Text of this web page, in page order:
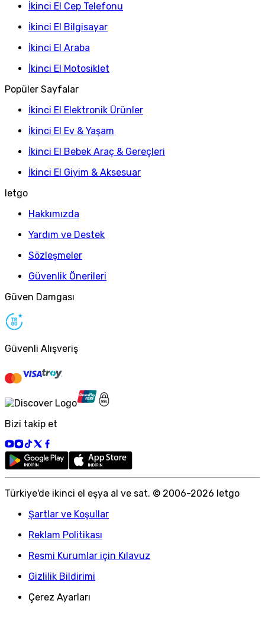
İkinci El Cep Telefonu
İkinci El Bilgisayar
İkinci El Araba
İkinci El Motosiklet
Popüler Sayfalar
İkinci El Elektronik Ürünler
İkinci El Ev & Yaşam
İkinci El Bebek Araç & Gereçleri
İkinci El Giyim & Aksesuar
letgo
Hakkımızda
Yardım ve Destek
Sözleşmeler
Güvenlik Önerileri
Güven Damgası
Güvenli Alışveriş
Bizi takip et
Türkiye'de ikinci el eşya al ve sat. © 2006-2026 letgo
Şartlar ve Koşullar
Reklam Politikası
Resmi Kurumlar için Kılavuz
Gizlilik Bildirimi
Çerez Ayarları